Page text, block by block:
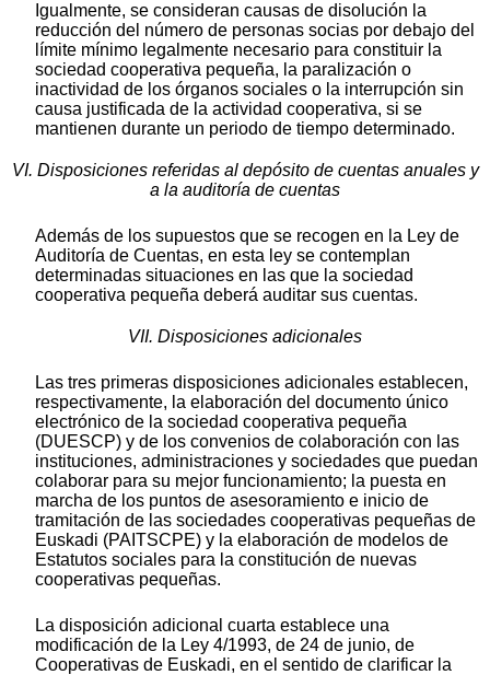
Igualmente, se consideran causas de disolución la
reducción del número de personas socias por debajo del
límite mínimo legalmente necesario para constituir la
sociedad cooperativa pequeña, la paralización o
inactividad de los órganos sociales o la interrupción sin
causa justificada de la actividad cooperativa, si se
mantienen durante un periodo de tiempo determinado.
VI. Disposiciones referidas al depósito de cuentas anuales y
a la auditoría de cuentas
Además de los supuestos que se recogen en la Ley de
Auditoría de Cuentas, en esta ley se contemplan
determinadas situaciones en las que la sociedad
cooperativa pequeña deberá auditar sus cuentas.
VII. Disposiciones adicionales
Las tres primeras disposiciones adicionales establecen,
respectivamente, la elaboración del documento único
electrónico de la sociedad cooperativa pequeña
(DUESCP) y de los convenios de colaboración con las
instituciones, administraciones y sociedades que puedan
colaborar para su mejor funcionamiento; la puesta en
marcha de los puntos de asesoramiento e inicio de
tramitación de las sociedades cooperativas pequeñas de
Euskadi (PAITSCPE) y la elaboración de modelos de
Estatutos sociales para la constitución de nuevas
cooperativas pequeñas.
La disposición adicional cuarta establece una
modificación de la Ley 4/1993, de 24 de junio, de
Cooperativas de Euskadi, en el sentido de clarificar la